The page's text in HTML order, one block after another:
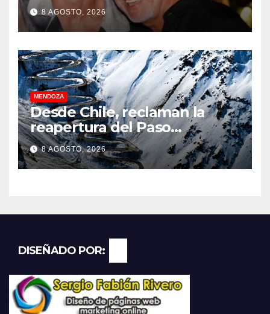
8 AGOSTO, 2026
MENDOZA
Desde Chile, reclaman la
reapertura del Paso
Internacional Los
Libertadores: pérdidas
millonarias
8 AGOSTO, 2026
DISEÑADO POR: